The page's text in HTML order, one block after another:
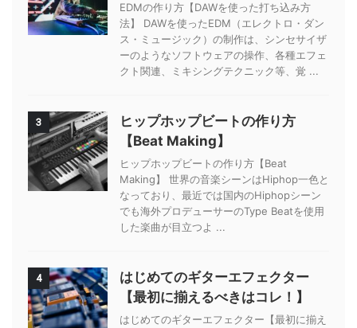
EDMの作り方【DAWを使った打ち込み方
法】 DAWを使ったEDM（エレクトロ・ダン
ス・ミュージック）の制作は、シンセサイザ
ーのようなソフトウェアの操作、各種エフェ
クト関連、ミキシングテクニック等、覚 ...
3
ヒップホップビートの作り方
【Beat Making】
ヒップホップビートの作り方【Beat
Making】 世界の音楽シーンはHiphop一色と
なっており、最近では国内のHiphopシーン
でも海外プロデューサーのType Beatを使用
した楽曲が目立つよ ...
4
はじめてのギターエフェクター
【最初に揃えるべきはコレ！】
はじめてのギターエフェクター【最初に揃え